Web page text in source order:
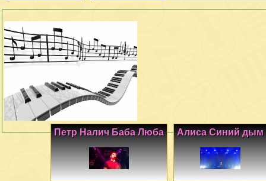
Алиса Синий дым
Петр Налич Баба Люба